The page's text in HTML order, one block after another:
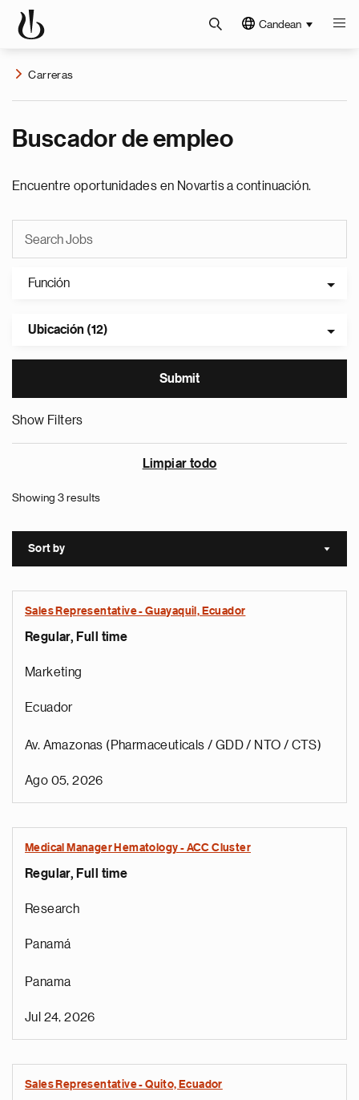
Candean
Carreras
Buscador de empleo
Encuentre oportunidades en Novartis a continuación.
Función
Ubicación (12)
Show Filters
Limpiar todo
Showing 3 results
Sort by Sort
Sales Representative - Guayaquil, Ecuador
Regular, Full time
Marketing
Ecuador
Av. Amazonas (Pharmaceuticals / GDD / NTO / CTS)
Ago 05, 2026
Medical Manager Hematology - ACC Cluster
Regular, Full time
Research
Panamá
Panama
Jul 24, 2026
Sales Representative - Quito, Ecuador